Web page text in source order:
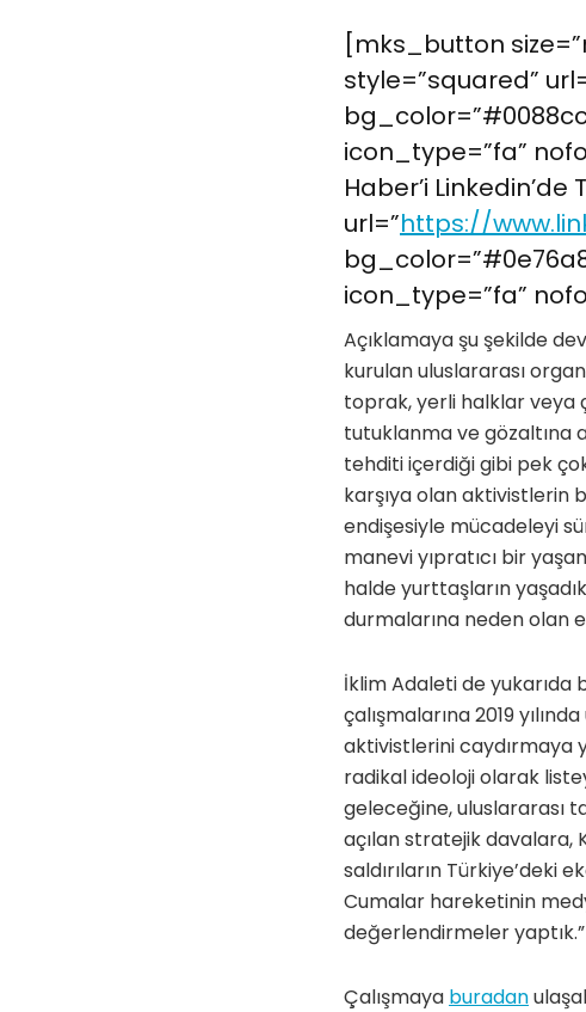
[mks_button
style=”squared”
icon_type=”fa”
Haber’i
url=”https://
icon_type=”fa”
Açıklamaya şu şekilde
kurulan uluslararası
toprak, yerli halklar veya
tutuklanma ve gözaltına
tehditi içerdiği gibi pek
karşıya olan aktivistlerin
endişesiyle mücadeleyi
manevi yıpratıcı bir
halde yurttaşların
durmalarına neden olan
İklim Adaleti de yukarıda
çalışmalarına 2019
aktivistlerini caydırmaya
radikal ideoloji olarak
geleceğine, uluslararası
açılan stratejik davalara,
saldırıların Türkiye’deki
Cumalar hareketinin
değerlendirmeler yaptık.”
Çalışmaya buradan